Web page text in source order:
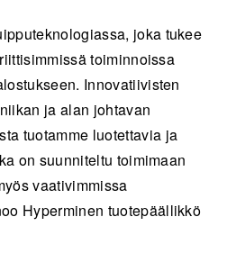
joka tukee
toiminnoissa
Innovatiivisten
ja alan johtavan
tuotamme luotettavia ja
on suunniteltu toimimaan
vaativimmissa
Hyperminen tuotepäällikkö